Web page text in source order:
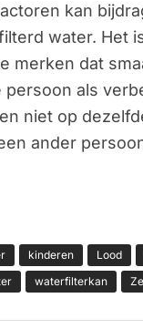
kan
water. Het
merken dat
persoon als
niet op
ander
kinderen Lood
waterfilterkan